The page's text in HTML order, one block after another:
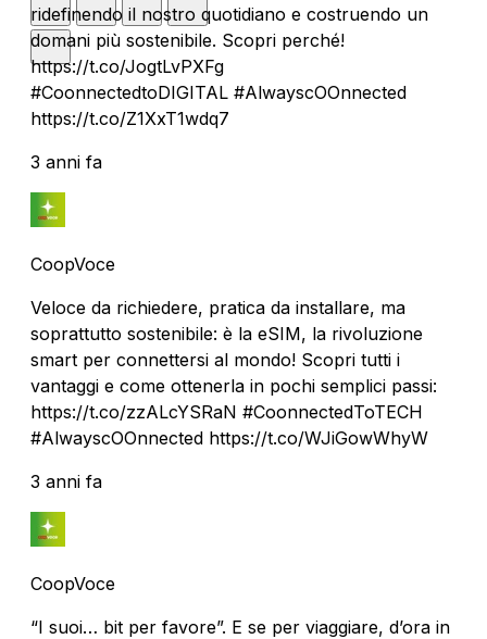
ridefinendo il nostro quotidiano e costruendo un
domani più sostenibile. Scopri perché!
https://t.co/JogtLvPXFg
#CoonnectedtoDIGITAL #AlwayscOOnnected
https://t.co/Z1XxT1wdq7
3 anni fa
CoopVoce
Veloce da richiedere, pratica da installare, ma
soprattutto sostenibile: è la eSIM, la rivoluzione
smart per connettersi al mondo! Scopri tutti i
vantaggi e come ottenerla in pochi semplici passi:
https://t.co/zzALcYSRaN #CoonnectedToTECH
#AlwayscOOnnected https://t.co/WJiGowWhyW
3 anni fa
CoopVoce
“I suoi… bit per favore”. E se per viaggiare, d’ora in